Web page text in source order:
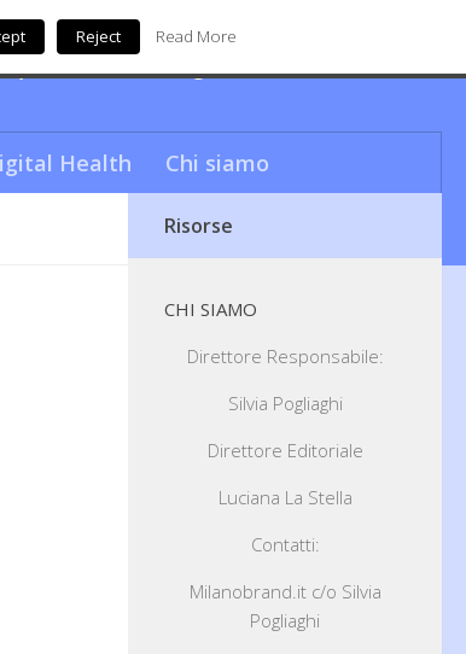
questa città…da sogno!
Health Chi siamo
Risorse
CHI SIAMO
Direttore Responsabile:
Silvia Pogliaghi
Direttore Editoriale
Luciana La Stella
Contatti:
Milanobrand.it c/o Silvia
Pogliaghi
Reject Read More